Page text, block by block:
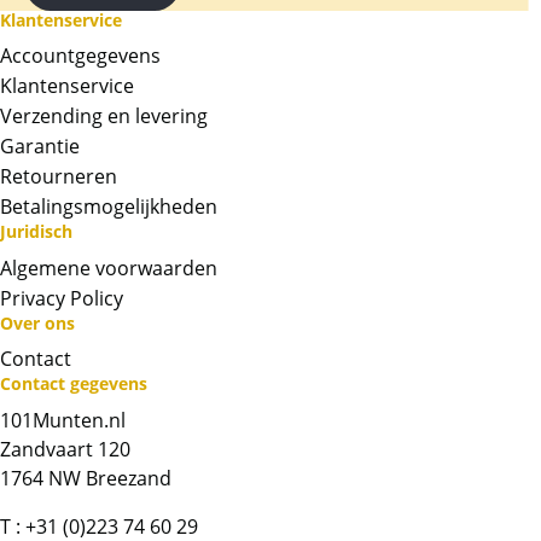
zicht box, uiteraard komt deze munt ook met
Kwaliteit:
De munten worden uit eigen voorraad
BTW:
Dit product wordt onder de margeregel
verhandeld. Dit houdt in dat wij btw afdragen
over de marge die wij behalen op dit product.
De btw mag hierdoor door ons niet op de
Chat met ons
Klantenservice
Accountgegevens
Klantenservice
Verzending en levering
Garantie
Retourneren
Betalingsmogelijkheden
Juridisch
Algemene voorwaarden
Privacy Policy
Over ons
Contact
Contact gegevens
101Munten.nl
Zandvaart 120
1764 NW Breezand
T : +31 (0)223 74 60 29